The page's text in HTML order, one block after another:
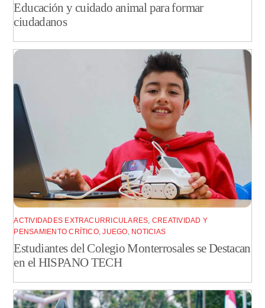
Educación y cuidado animal para formar
ciudadanos
ACTIVIDADES EXTRACURRICULARES, CREATIVIDAD Y
PENSAMIENTO CRÍTICO,JUEGO, NOTICIAS
Estudiantes del Colegio Monterrosales se Destacan
en el HISPANO TECH